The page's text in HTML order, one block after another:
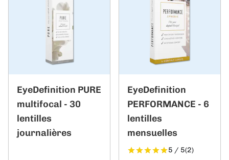
EyeDefinition PURE
multifocal - 30
lentilles
journalières
EyeDefinition
PERFORMANCE - 6
lentilles
mensuelles
5 / 5(2)